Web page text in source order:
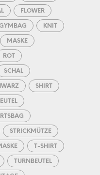
FLOWER
KNIT
MASKE
ROT
SCHAL
SHIRT
STRICKMÜTZE
T-SHIRT
TURNBEUTEL